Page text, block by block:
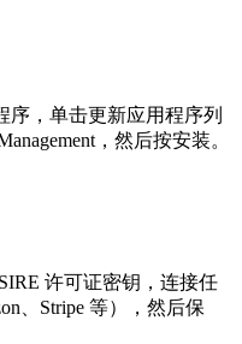
序，单击更新应用程序列
，然后按安装。
许可证密钥，连接任
、Stripe 等），然后保